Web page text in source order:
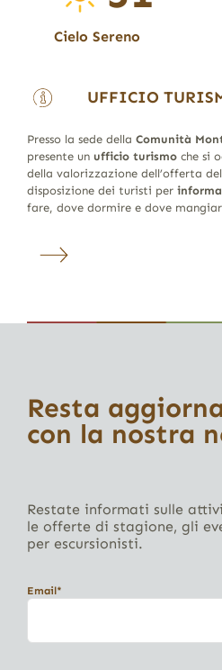
Cielo Sereno
UFFICIO
Presso la sede della Comunità
presente un ufficio turismoche si
della valorizzazione dell’offerta
disposizione dei turisti per
fare, dove dormire e dove
Resta
con la nostra
Restate informati sulle
le offerte di stagione, gli
per escursionisti.
Email*